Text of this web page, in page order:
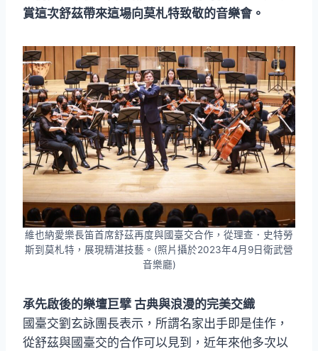
賞這次舒茲帶來這場向莫札特致敬的音樂會。
維也納愛樂長笛首席舒茲再度與國臺交合作，從理查．史特勞
斯到莫札特，展現精湛技藝。(照片攝於2023年4月9日衛武營
音樂廳)
承先啟後的樂壇巨擘 古典與浪漫的完美交織
國臺交劉玄詠團長表示，所謂名家出手即是佳作，
從舒茲與國臺交的合作可以見到，近年來他多次以